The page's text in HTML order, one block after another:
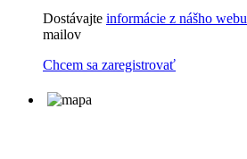
Dostávajte informácie z nášho webu
mailov
Chcem sa zaregistrovať